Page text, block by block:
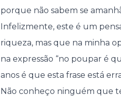
porque não sabem se
Infelizmente, este é um
riqueza, mas que na minha
na expressão “no poupar é
anos é que esta frase está
Não conheço ninguém que